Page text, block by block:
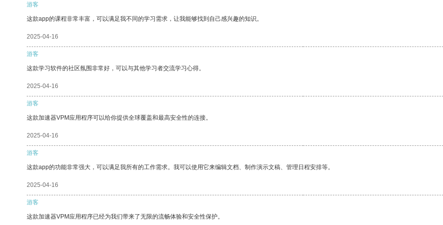
游客
这款app的课程非常丰富，可以满足我不同的学习需求，让我能够找到自己感兴趣的知识。
2025-04-16
游客
这款学习软件的社区氛围非常好，可以与其他学习者交流学习心得。
2025-04-16
游客
这款加速器VPM应用程序可以给你提供全球覆盖和最高安全性的连接。
2025-04-16
游客
这款app的功能非常强大，可以满足我所有的工作需求。我可以使用它来编辑文档、制作演示文稿、管理日程安排等。
2025-04-16
游客
这款加速器VPM应用程序已经为我们带来了无限的流畅体验和安全性保护。